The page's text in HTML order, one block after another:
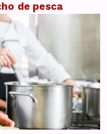
de pesca